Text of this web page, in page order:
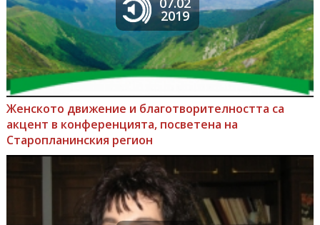
2019
Женското движение и благотворителността са
акцент в конференцията, посветена на
Старопланинския регион